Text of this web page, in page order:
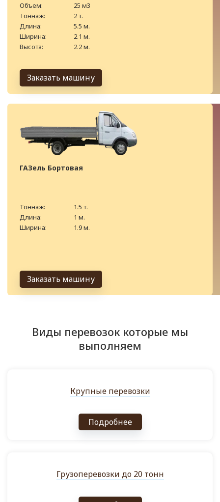
Объем:
25 м3
Тоннаж:
2 т.
Длина:
5.5 м.
Ширина:
2.1 м.
Высота:
2.2 м.
Заказать машину
ГАЗель Бортовая
Тоннаж:
1.5 т.
Длина:
1 м.
Ширина:
1.9 м.
Заказать машину
Виды перевозок которые мы
выполняем
Крупные перевозки
Подробнее
Грузоперевозки до 20 тонн